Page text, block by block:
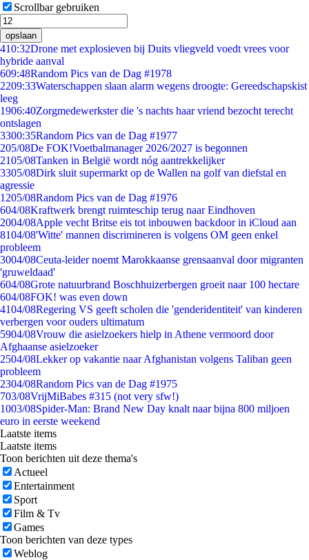
Scrollbar gebruiken
opslaan
410:32Drone met explosieven bij Duits vliegveld voedt vrees voor
hybride aanval
609:48Random Pics van de Dag #1978
2209:33Waterschappen slaan alarm wegens droogte: Gereedschapskist
leeg
1906:40Zorgmedewerkster die 's nachts haar vriend bezocht terecht
ontslagen
3300:35Random Pics van de Dag #1977
205/08De FOK!Voetbalmanager 2026/2027 is begonnen
2105/08Tanken in België wordt nóg aantrekkelijker
3305/08Dirk sluit supermarkt op de Wallen na golf van diefstal en
agressie
1205/08Random Pics van de Dag #1976
604/08Kraftwerk brengt ruimteschip terug naar Eindhoven
2004/08Apple vecht Britse eis tot inbouwen backdoor in iCloud aan
8104/08'Witte' mannen discrimineren is volgens OM geen enkel
probleem
3004/08Ceuta-leider noemt Marokkaanse grensaanval door migranten
'gruweldaad'
604/08Grote natuurbrand Boschhuizerbergen groeit naar 100 hectare
604/08FOK! was even down
4104/08Regering VS geeft scholen die 'genderidentiteit' van kinderen
verbergen voor ouders ultimatum
5904/08Vrouw die asielzoekers hielp in Athene vermoord door
Afghaanse asielzoeker
2504/08Lekker op vakantie naar Afghanistan volgens Taliban geen
probleem
2304/08Random Pics van de Dag #1975
703/08VrijMiBabes #315 (not very sfw!)
1003/08Spider-Man: Brand New Day knalt naar bijna 800 miljoen
euro in eerste weekend
Laatste items
Laatste items
Toon berichten uit deze thema's
Actueel
Entertainment
Sport
Film & Tv
Games
Toon berichten van deze types
Weblog